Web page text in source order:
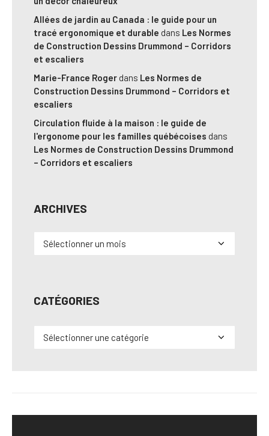
Allées de jardin au Canada : le guide pour un
tracé ergonomique et durable dans Les Normes
de Construction Dessins Drummond – Corridors
et escaliers
Marie-France Roger dans Les Normes de
Construction Dessins Drummond – Corridors et
escaliers
Circulation fluide à la maison : le guide de
l'ergonome pour les familles québécoises dans
Les Normes de Construction Dessins Drummond
– Corridors et escaliers
ARCHIVES
Archives
CATÉGORIES
Catégories